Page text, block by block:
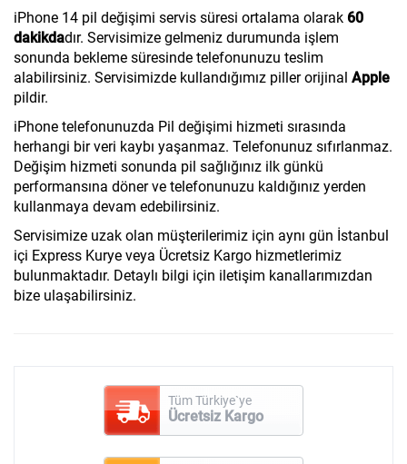
iPhone 14 pil değişimi servis süresi ortalama olarak 60
dakikdadır. Servisimize gelmeniz durumunda işlem
sonunda bekleme süresinde telefonunuzu teslim
alabilirsiniz. Servisimizde kullandığımız piller orijinal Apple
pildir.
iPhone telefonunuzda Pil değişimi hizmeti sırasında
herhangi bir veri kaybı yaşanmaz. Telefonunuz sıfırlanmaz.
Değişim hizmeti sonunda pil sağlığınız ilk günkü
performansına döner ve telefonunuzu kaldığınız yerden
kullanmaya devam edebilirsiniz.
Servisimize uzak olan müşterilerimiz için aynı gün İstanbul
içi Express Kurye veya Ücretsiz Kargo hizmetlerimiz
bulunmaktadır. Detaylı bilgi için iletişim kanallarımızdan
bize ulaşabilirsiniz.
Tüm Türkiye`ye
Ücretsiz Kargo